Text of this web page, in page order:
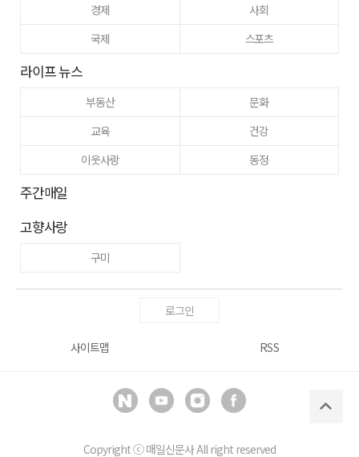
경제
사회
국제
스포츠
라이프 뉴스
부동산
문화
교육
건강
이웃사랑
동정
주간매일
고향사랑
구미
로그인
사이트맵 RSS
Copyright ⓒ매일신문사All right reserved